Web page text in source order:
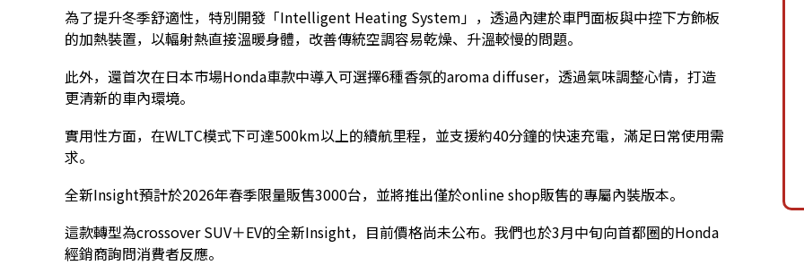
為了提升冬季舒適性，特別開發「Intelligent Heating System」，透過內建於車門面板與中控下方飾板
的加熱裝置，以輻射熱直接溫暖身體，改善傳統空調容易乾燥、升溫較慢的問題。
此外，還首次在日本市場Honda車款中導入可選擇6種香氛的aroma diffuser，透過氣味調整心情，打造
更清新的車內環境。
實用性方面，在WLTC模式下可達500km以上的續航里程，並支援約40分鐘的快速充電，滿足日常使用需
求。
全新Insight預計於2026年春季限量販售3000台，並將推出僅於online shop販售的專屬內裝版本。
這款轉型為crossover SUV＋EV的全新Insight，目前價格尚未公布。我們也於3月中旬向首都圈的Honda
經銷商詢問消費者反應。